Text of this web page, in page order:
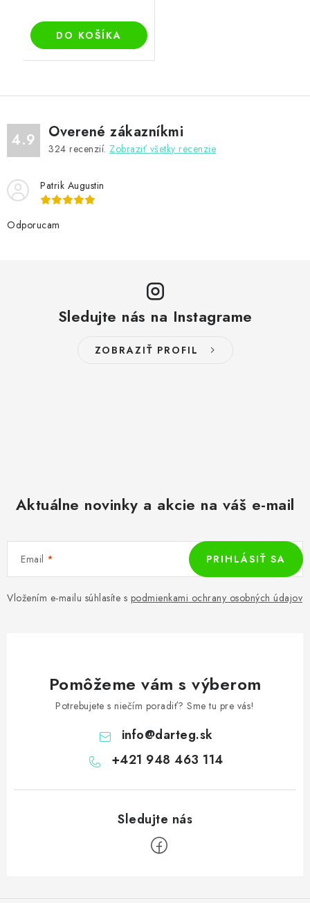
DO KOŠÍKA
4.9 Overené zákazníkmi
324 recenzií. Zobraziť všetky recenzie
Patrik Augustin
Odporucam
Sledujte nás na Instagrame
ZOBRAZIŤ PROFIL
Aktuálne novinky a akcie na váš e-mail
Email
Vložením e-mailu súhlasíte s podmienkami ochrany osobných údajov
PRIHLÁSIŤ SA
Pomôžeme vám s výberom
Potrebujete s niečím poradiť? Sme tu pre vás!
info@darteg.sk
+421 948 463 114